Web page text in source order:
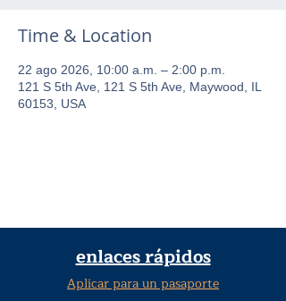
Time & Location
22 ago 2026, 10:00 a.m. – 2:00 p.m.
121 S 5th Ave, 121 S 5th Ave, Maywood, IL
60153, USA
enlaces rápidos
Aplicar para un pasaporte